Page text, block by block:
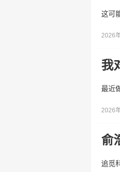
这可
2026
我
最近
2026
俞
追觅